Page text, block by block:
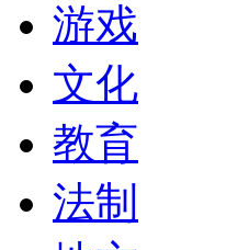
游戏
文化
教育
法制